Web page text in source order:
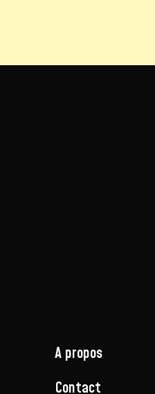
A propos
Contact